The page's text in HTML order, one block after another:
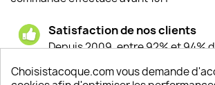
Satisfaction de nos clients
Depuis 2009, entre 92% et 94%
Choisistacoque.com vous demande